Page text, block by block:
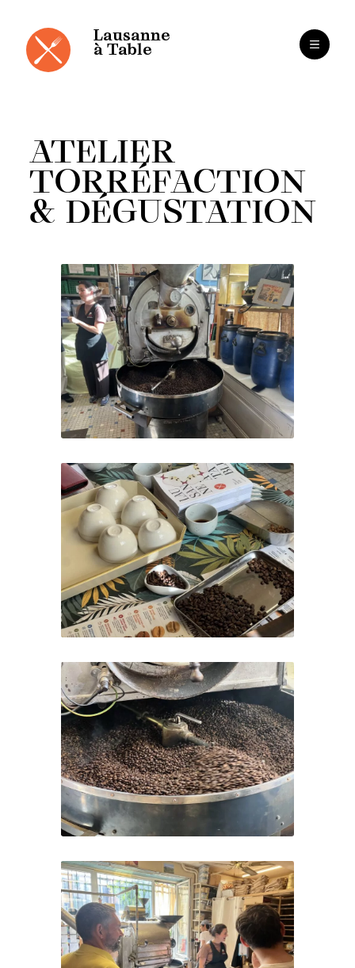
contenu
Lausanne
à Table
ATELIER
TORRÉFACTION
& DÉGUSTATION